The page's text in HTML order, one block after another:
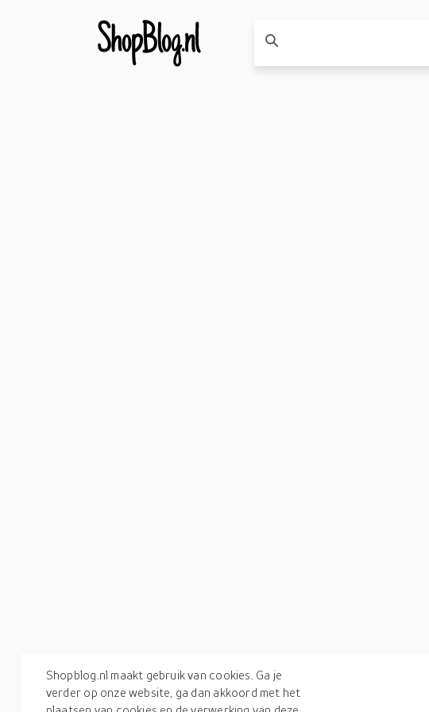
Shopblog.nl maakt gebruik van cookies. Ga je
verder op onze website, ga dan akkoord met het